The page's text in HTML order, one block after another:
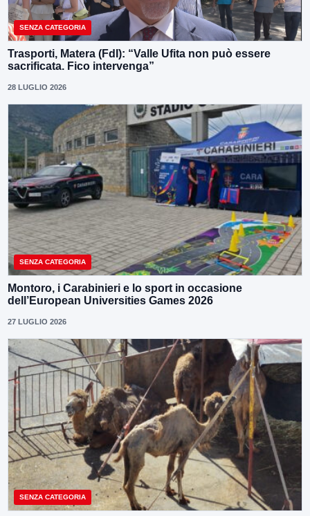
SENZA CATEGORIA
Trasporti, Matera (FdI): “Valle Ufita non può essere
sacrificata. Fico intervenga”
28 LUGLIO 2026
SENZA CATEGORIA
Montoro, i Carabinieri e lo sport in occasione
dell’European Universities Games 2026
27 LUGLIO 2026
SENZA CATEGORIA